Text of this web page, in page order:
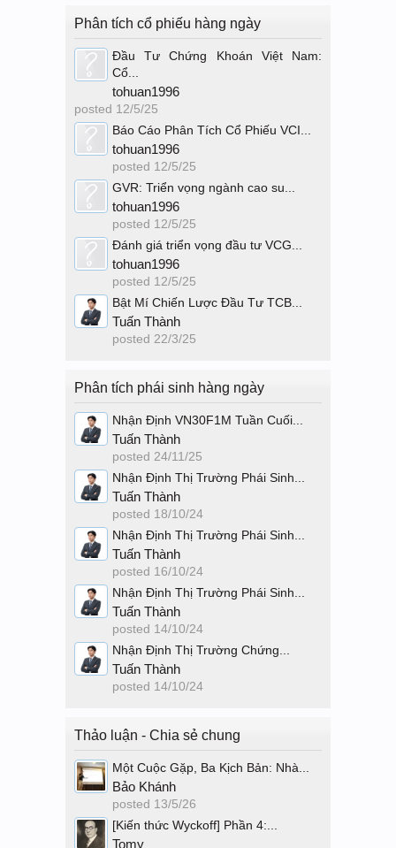
Phân tích cổ phiếu hàng ngày
Đầu Tư Chứng Khoán Việt Nam:
Cổ...
tohuan1996
posted 12/5/25
Báo Cáo Phân Tích Cổ Phiếu VCI...
tohuan1996
posted 12/5/25
GVR: Triển vọng ngành cao su...
tohuan1996
posted 12/5/25
Đánh giá triển vọng đầu tư VCG...
tohuan1996
posted 12/5/25
Bật Mí Chiến Lược Đầu Tư TCB...
Tuấn Thành
posted 22/3/25
Phân tích phái sinh hàng ngày
Nhận Định VN30F1M Tuần Cuối...
Tuấn Thành
posted 24/11/25
Nhận Định Thị Trường Phái Sinh...
Tuấn Thành
posted 18/10/24
Nhận Định Thị Trường Phái Sinh...
Tuấn Thành
posted 16/10/24
Nhận Định Thị Trường Phái Sinh...
Tuấn Thành
posted 14/10/24
Nhận Định Thị Trường Chứng...
Tuấn Thành
posted 14/10/24
Thảo luận - Chia sẻ chung
Một Cuộc Gặp, Ba Kịch Bản: Nhà...
Bảo Khánh
posted 13/5/26
[Kiến thức Wyckoff] Phần 4:...
Tomy